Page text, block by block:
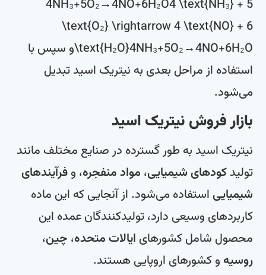
4NH₃+5O₂→4NO+6H₂O4 \text{NH₃} + 5
\text{O₂} \rightarrow 4 \text{NO} + 6
\text{H₂O}4NH₃+5O₂→4NO+6H₂O
و سپس با
استفاده از مراحل بعدی به نیتریک اسید تبدیل
می‌شود.
بازار فروش نیتریک اسید
نیتریک اسید به طور گسترده در صنایع مختلف مانند
تولیدکودهای شیمیایی،مواد منفجره، و فرآیندهای
شیمیاییاستفاده می‌شود. از آنجایی که این ماده
کاربردهای وسیعی دارد، تولیدکنندگان عمده این
محصول شامل کشورهایایالات متحده،چین،
روسیهو کشورهای اروپایی هستند.